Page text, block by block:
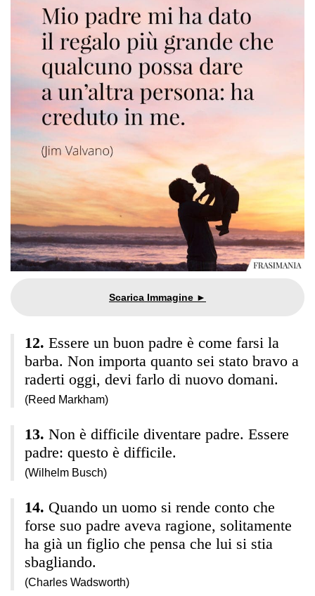
Essere un buon padre è come farsi la
barba. Non importa quanto sei stato bravo a
raderti oggi, devi farlo di nuovo domani.
(Reed Markham)
Non è difficile diventare padre. Essere
padre: questo è difficile.
(Wilhelm Busch)
Quando un uomo si rende conto che
forse suo padre aveva ragione, solitamente
ha già un figlio che pensa che lui si stia
sbagliando.
(Charles Wadsworth)